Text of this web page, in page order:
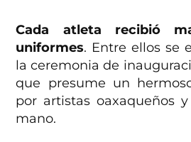
Cada atleta recibió
uniformes. Entre ellos se
la ceremonia de
que presume un
por artistas oaxaqueños
mano.